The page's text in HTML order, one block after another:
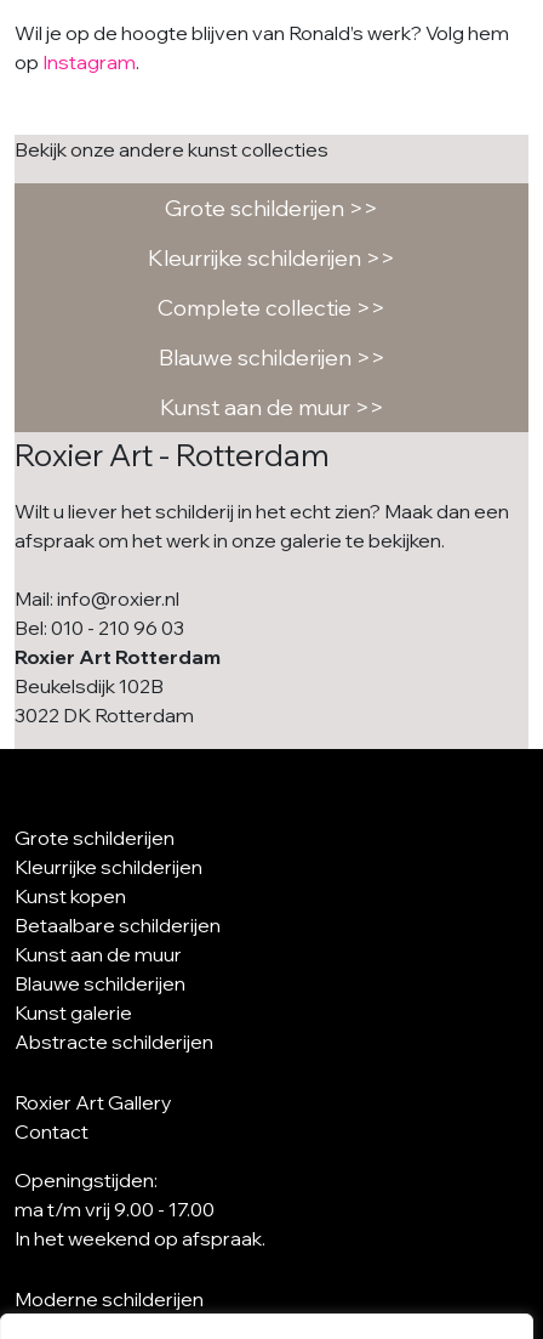
Wil je op de hoogte blijven van Ronald’s werk? Volg hem
op Instagram.
Bekijk onze andere kunst collecties
Grote schilderijen >>
Kleurrijke schilderijen >>
Complete collectie >>
Blauwe schilderijen >>
Kunst aan de muur >>
Roxier Art - Rotterdam
Wilt u liever het schilderij in het echt zien? Maak dan een
afspraak om het werk in onze galerie te bekijken.
Mail: info@roxier.nl
Bel: 010 - 210 96 03
Roxier Art Rotterdam
Beukelsdijk 102B
3022 DK Rotterdam
Grote schilderijen
Kleurrijke schilderijen
Kunst kopen
Betaalbare schilderijen
Kunst aan de muur
Blauwe schilderijen
Kunst galerie
Abstracte schilderijen
Roxier Art Gallery
Contact
Openingstijden:
ma t/m vrij 9.00 - 17.00
In het weekend op afspraak.
Moderne schilderijen